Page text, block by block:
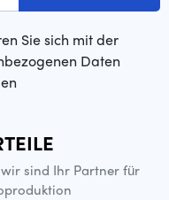
Sie sich mit der
Daten
sind Ihr Partner für